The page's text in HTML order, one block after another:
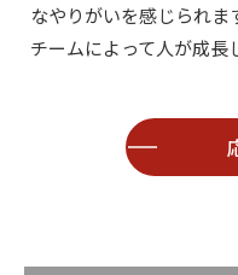
なやりがいを感じられま
チームによって人が成長